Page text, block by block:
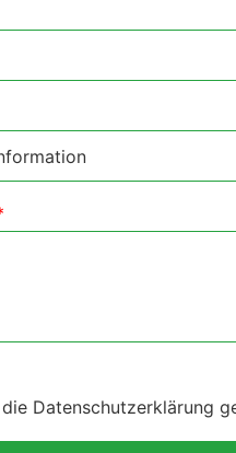
Datenschutzerklärung